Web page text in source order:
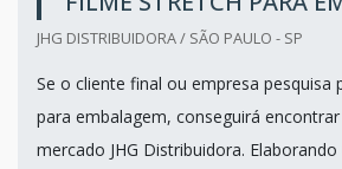
JHG DISTRIBUIDORA / SÃO PAULO - SP
Se o cliente final ou empresa pesquisa
para embalagem, conseguirá
mercado JHG Distribuidora.